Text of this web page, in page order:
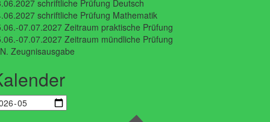
schriftliche Prüfung Deutsch
schriftliche Prüfung Mathematik
07.07.2027 Zeitraum praktische Prüfung
07.07.2027 Zeitraum mündliche Prüfung
Zeugnisausgabe